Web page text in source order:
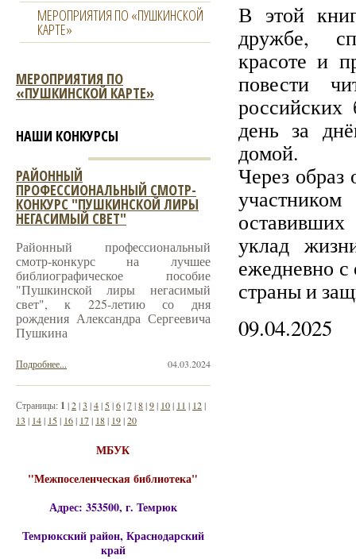
В этой
дружбе,
красоте и
повести
российских
день за
домой.
Через образ
уклад
ежедневно
страны и
09.04.2025
МЕРОПРИЯТИЯ ПО «ПУШКИНСКОЙ
КАРТЕ»
МЕРОПРИЯТИЯ ПО
«ПУШКИНСКОЙ КАРТЕ»
НАШИ КОНКУРСЫ
РАЙОННЫЙ
ПРОФЕССИОНАЛЬНЫЙ СМОТР-
КОНКУРС "ПУШКИНСКОЙ ЛИРЫ
НЕГАСИМЫЙ СВЕТ"
Районный профессиональный
смотр-конкурс на лучшее
библиографическое пособие
"Пушкинской лиры негасимый
свет", к 225-летию со дня
рождения Александра Сергеевича
Пушкина
04.03.2024
Подробнее...
Страницы: 1 |2|3 |4| 5|6|7|8|9| 10| 11 | 12|
13 | 14| 15| 16| 17| 18| 19|20
МБУК
"Межпоселенческая библиотека"
Адрес: 353500, г. Темрюк
Темрюкский район, Краснодарский
край